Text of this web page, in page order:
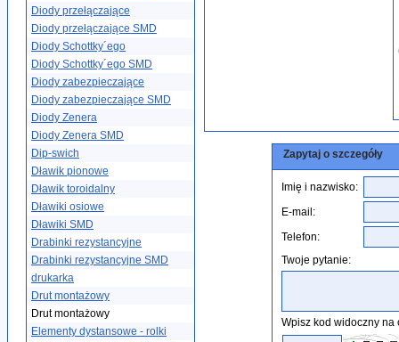
Diody przełączające
Diody przełączające SMD
Diody Schottky´ego
Diody Schottky´ego SMD
Diody zabezpieczające
Diody zabezpieczające SMD
Diody Zenera
Diody Zenera SMD
Dip-swich
Dławik pionowe
Dławik toroidalny
Dławiki osiowe
Dławiki SMD
Drabinki rezystancyjne
Drabinki rezystancyjne SMD
drukarka
Drut montażowy
Drut montażowy
Elementy dystansowe - rolki
Zapytaj o szczegóły
Imię i nazwisko:
E-mail:
Telefon:
Twoje pytanie:
Wpisz kod widoczny na